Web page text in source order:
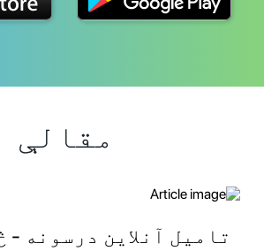
مقالې
تامیل آنلاین درسونه -